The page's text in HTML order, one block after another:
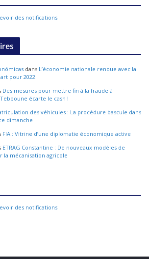
des notifications
dans L’économie nationale renoue avec la
pour 2022
Des mesures pour mettre fin à la fraude à
écarte le cash !
des véhicules : La procédure bascule dans
dimanche
FIA : Vitrine d’une diplomatie économique active
ETRAG Constantine : De nouveaux modèles de
mécanisation agricole
des notifications